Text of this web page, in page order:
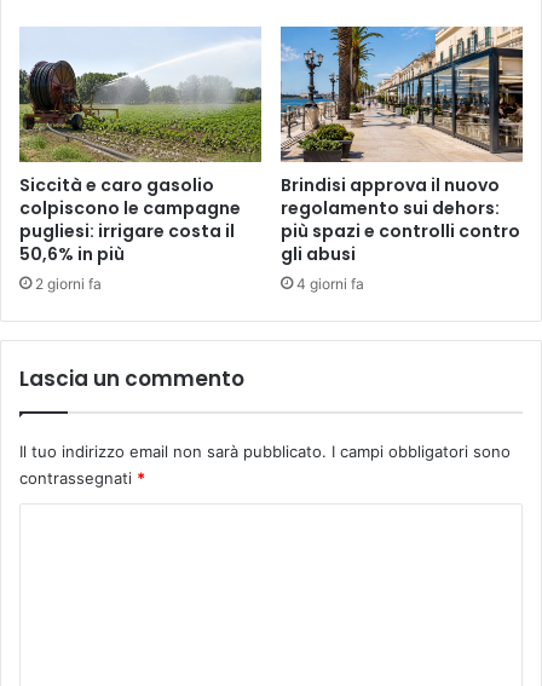
Siccità e caro gasolio
colpiscono le campagne
pugliesi: irrigare costa il
50,6% in più
2 giorni fa
Brindisi approva il nuovo
regolamento sui dehors:
più spazi e controlli contro
gli abusi
4 giorni fa
Lascia un commento
Il tuo indirizzo email non sarà pubblicato. I campi obbligatori sono
contrassegnati *